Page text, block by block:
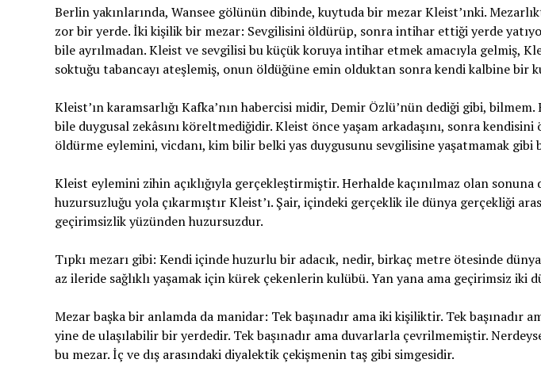
Berlin yakınlarında, Wansee gölünün dibinde, kuytuda bir mezar Kleist’ınki.
zor bir yerde. İki kişilik bir mezar: Sevgilisini öldürüp, sonra intihar ettiği yerde
bile ayrılmadan. Kleist ve sevgilisi bu küçük koruya intihar etmek amacıyla gelmiş,
soktuğu tabancayı ateşlemiş, onun öldüğüne emin olduktan sonra kendi kalbine bir
Kleist’ın karamsarlığı Kafka’nın habercisi midir, Demir Özlü’nün dediği gibi,
bile duygusal zekâsını köreltmediğidir. Kleist önce yaşam arkadaşını, sonra kendisini
öldürme eylemini, vicdanı, kim bilir belki yas duygusunu sevgilisine yaşatmamak
Kleist eylemini zihin açıklığıyla gerçekleştirmiştir. Herhalde kaçınılmaz olan
huzursuzluğu yola çıkarmıştır Kleist’ı. Şair, içindeki gerçeklik ile dünya gerçekliği
geçirimsizlik yüzünden huzursuzdur.
Tıpkı mezarı gibi: Kendi içinde huzurlu bir adacık, nedir, birkaç metre ötesinde
az ileride sağlıklı yaşamak için kürek çekenlerin kulübü. Yan yana ama geçirimsiz iki
Mezar başka bir anlamda da manidar: Tek başınadır ama iki kişiliktir. Tek başınadır
yine de ulaşılabilir bir yerdedir. Tek başınadır ama duvarlarla çevrilmemiştir.
bu mezar. İç ve dış arasındaki diyalektik çekişmenin taş gibi simgesidir.